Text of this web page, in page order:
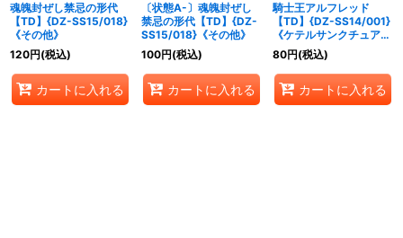
魂魄封ぜし禁忌の形代
【TD】{DZ-SS15/018}
《その他》
120円(税込)
カートに入れる
〔状態A-〕魂魄封ぜし
禁忌の形代【TD】{DZ-
SS15/018}《その他》
100円(税込)
カートに入れる
騎士王アルフレッド
【TD】{DZ-SS14/001}
《ケテルサンクチュア
リ》
80円(税込)
カートに入れる